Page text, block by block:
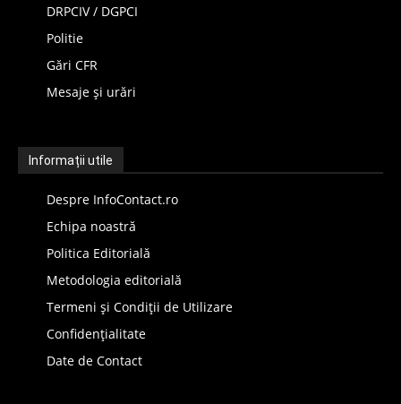
DRPCIV / DGPCI
Politie
Gări CFR
Mesaje și urări
Informații utile
Despre InfoContact.ro
Echipa noastră
Politica Editorială
Metodologia editorială
Termeni și Condiții de Utilizare
Confidențialitate
Date de Contact